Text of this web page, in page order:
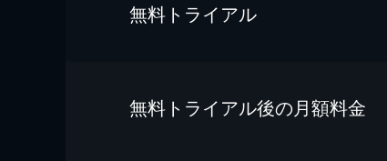
無料トライアル
無料トライアル後の⽉額料金